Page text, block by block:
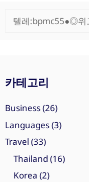
색:
카테고리
Business(26)
Languages(3)
Travel (33)
Thailand (16)
Korea (2)